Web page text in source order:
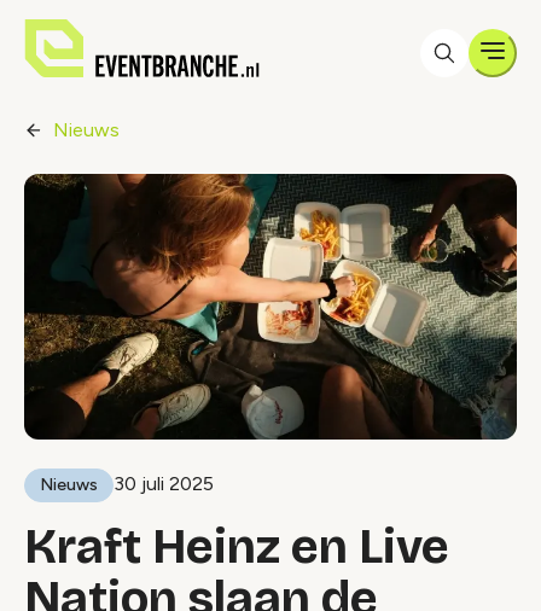
Nieuws
Nieuws 30 juli 2025
Kraft Heinz en Live
Nation slaan de